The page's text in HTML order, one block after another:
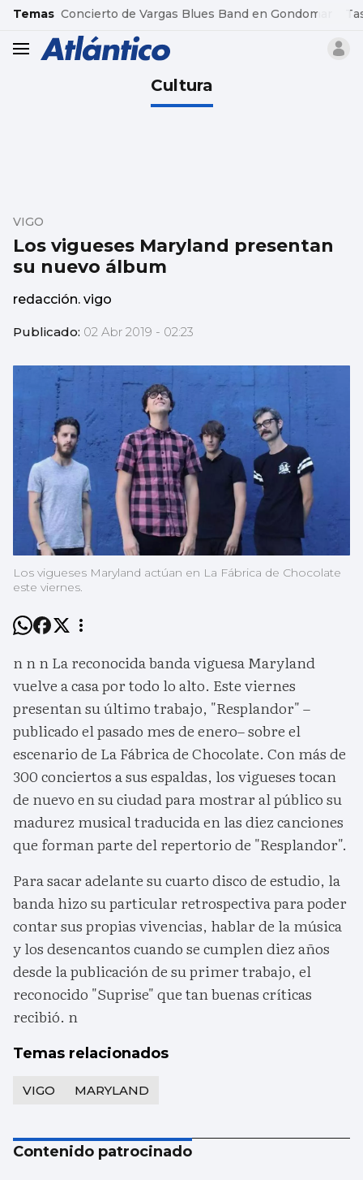
common.go-to-content
Temas Concierto de Vargas Blues Band en Gondomar
header.menu.open
Cultura
Los vigueses Maryland presentan
su nuevo álbum
VIGO
redacción. vigo
Publicado: 02 Abr 2019 - 02:23
Los vigueses Maryland actúan en La Fábrica de Chocolate
este viernes.
n n n La reconocida banda viguesa Maryland
vuelve a casa por todo lo alto. Este viernes
presentan su último trabajo, "Resplandor" –
publicado el pasado mes de enero– sobre el
escenario de La Fábrica de Chocolate. Con más de
300 conciertos a sus espaldas, los vigueses tocan
de nuevo en su ciudad para mostrar al público su
madurez musical traducida en las diez canciones
que forman parte del repertorio de "Resplandor".
Para sacar adelante su cuarto disco de estudio, la
banda hizo su particular retrospectiva para poder
contar sus propias vivencias, hablar de la música
y los desencantos cuando se cumplen diez años
desde la publicación de su primer trabajo, el
reconocido "Suprise" que tan buenas críticas
recibió. n
Temas relacionados
VIGO MARYLAND
Contenido patrocinado